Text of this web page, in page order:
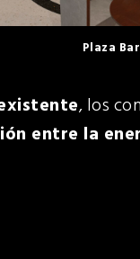
Plaza Bar
, los
entre la